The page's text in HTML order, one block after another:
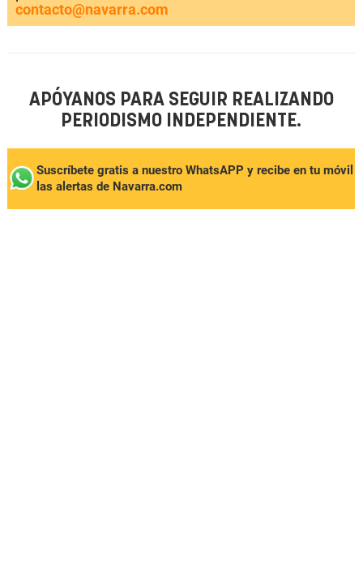
contacto@navarra.com
APÓYANOS PARA SEGUIR REALIZANDO
PERIODISMO INDEPENDIENTE.
Suscríbete gratis a nuestro WhatsAPP y recibe en tu móvil
las alertas de Navarra.com